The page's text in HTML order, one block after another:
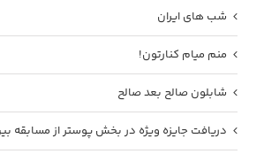
شب های ایران
منم میام کنارتون!
شابلون صالح بعد صالح
دریافت جایزه ویژه در بخش پوستر از مسابقه بین